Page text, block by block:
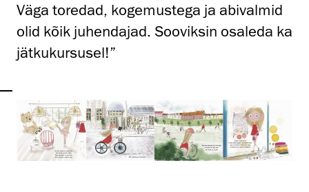
Väga toredad, kogemustega ja abivalmid
olid kõik juhendajad. Sooviksin osaleda ka
jätkukursusel!”